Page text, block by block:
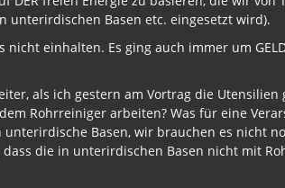
unterirdischen Basen etc. eingesetzt wird).
nicht einhalten. Es ging auch immer um
als ich gestern am Vortrag die Utensilien
Rohrreiniger arbeiten? Was für eine
Basen, wir brauchen es nicht
die in unterirdischen Basen nicht mit